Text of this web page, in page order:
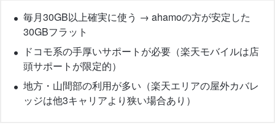
毎月30GB以上確実に使う → ahamoの方が安定した
30GBフラット
ドコモ系の手厚いサポートが必要（楽天モバイルは店
頭サポートが限定的）
地方・山間部の利用が多い（楽天エリアの屋外カバレ
ッジは他3キャリアより狭い場合あり）